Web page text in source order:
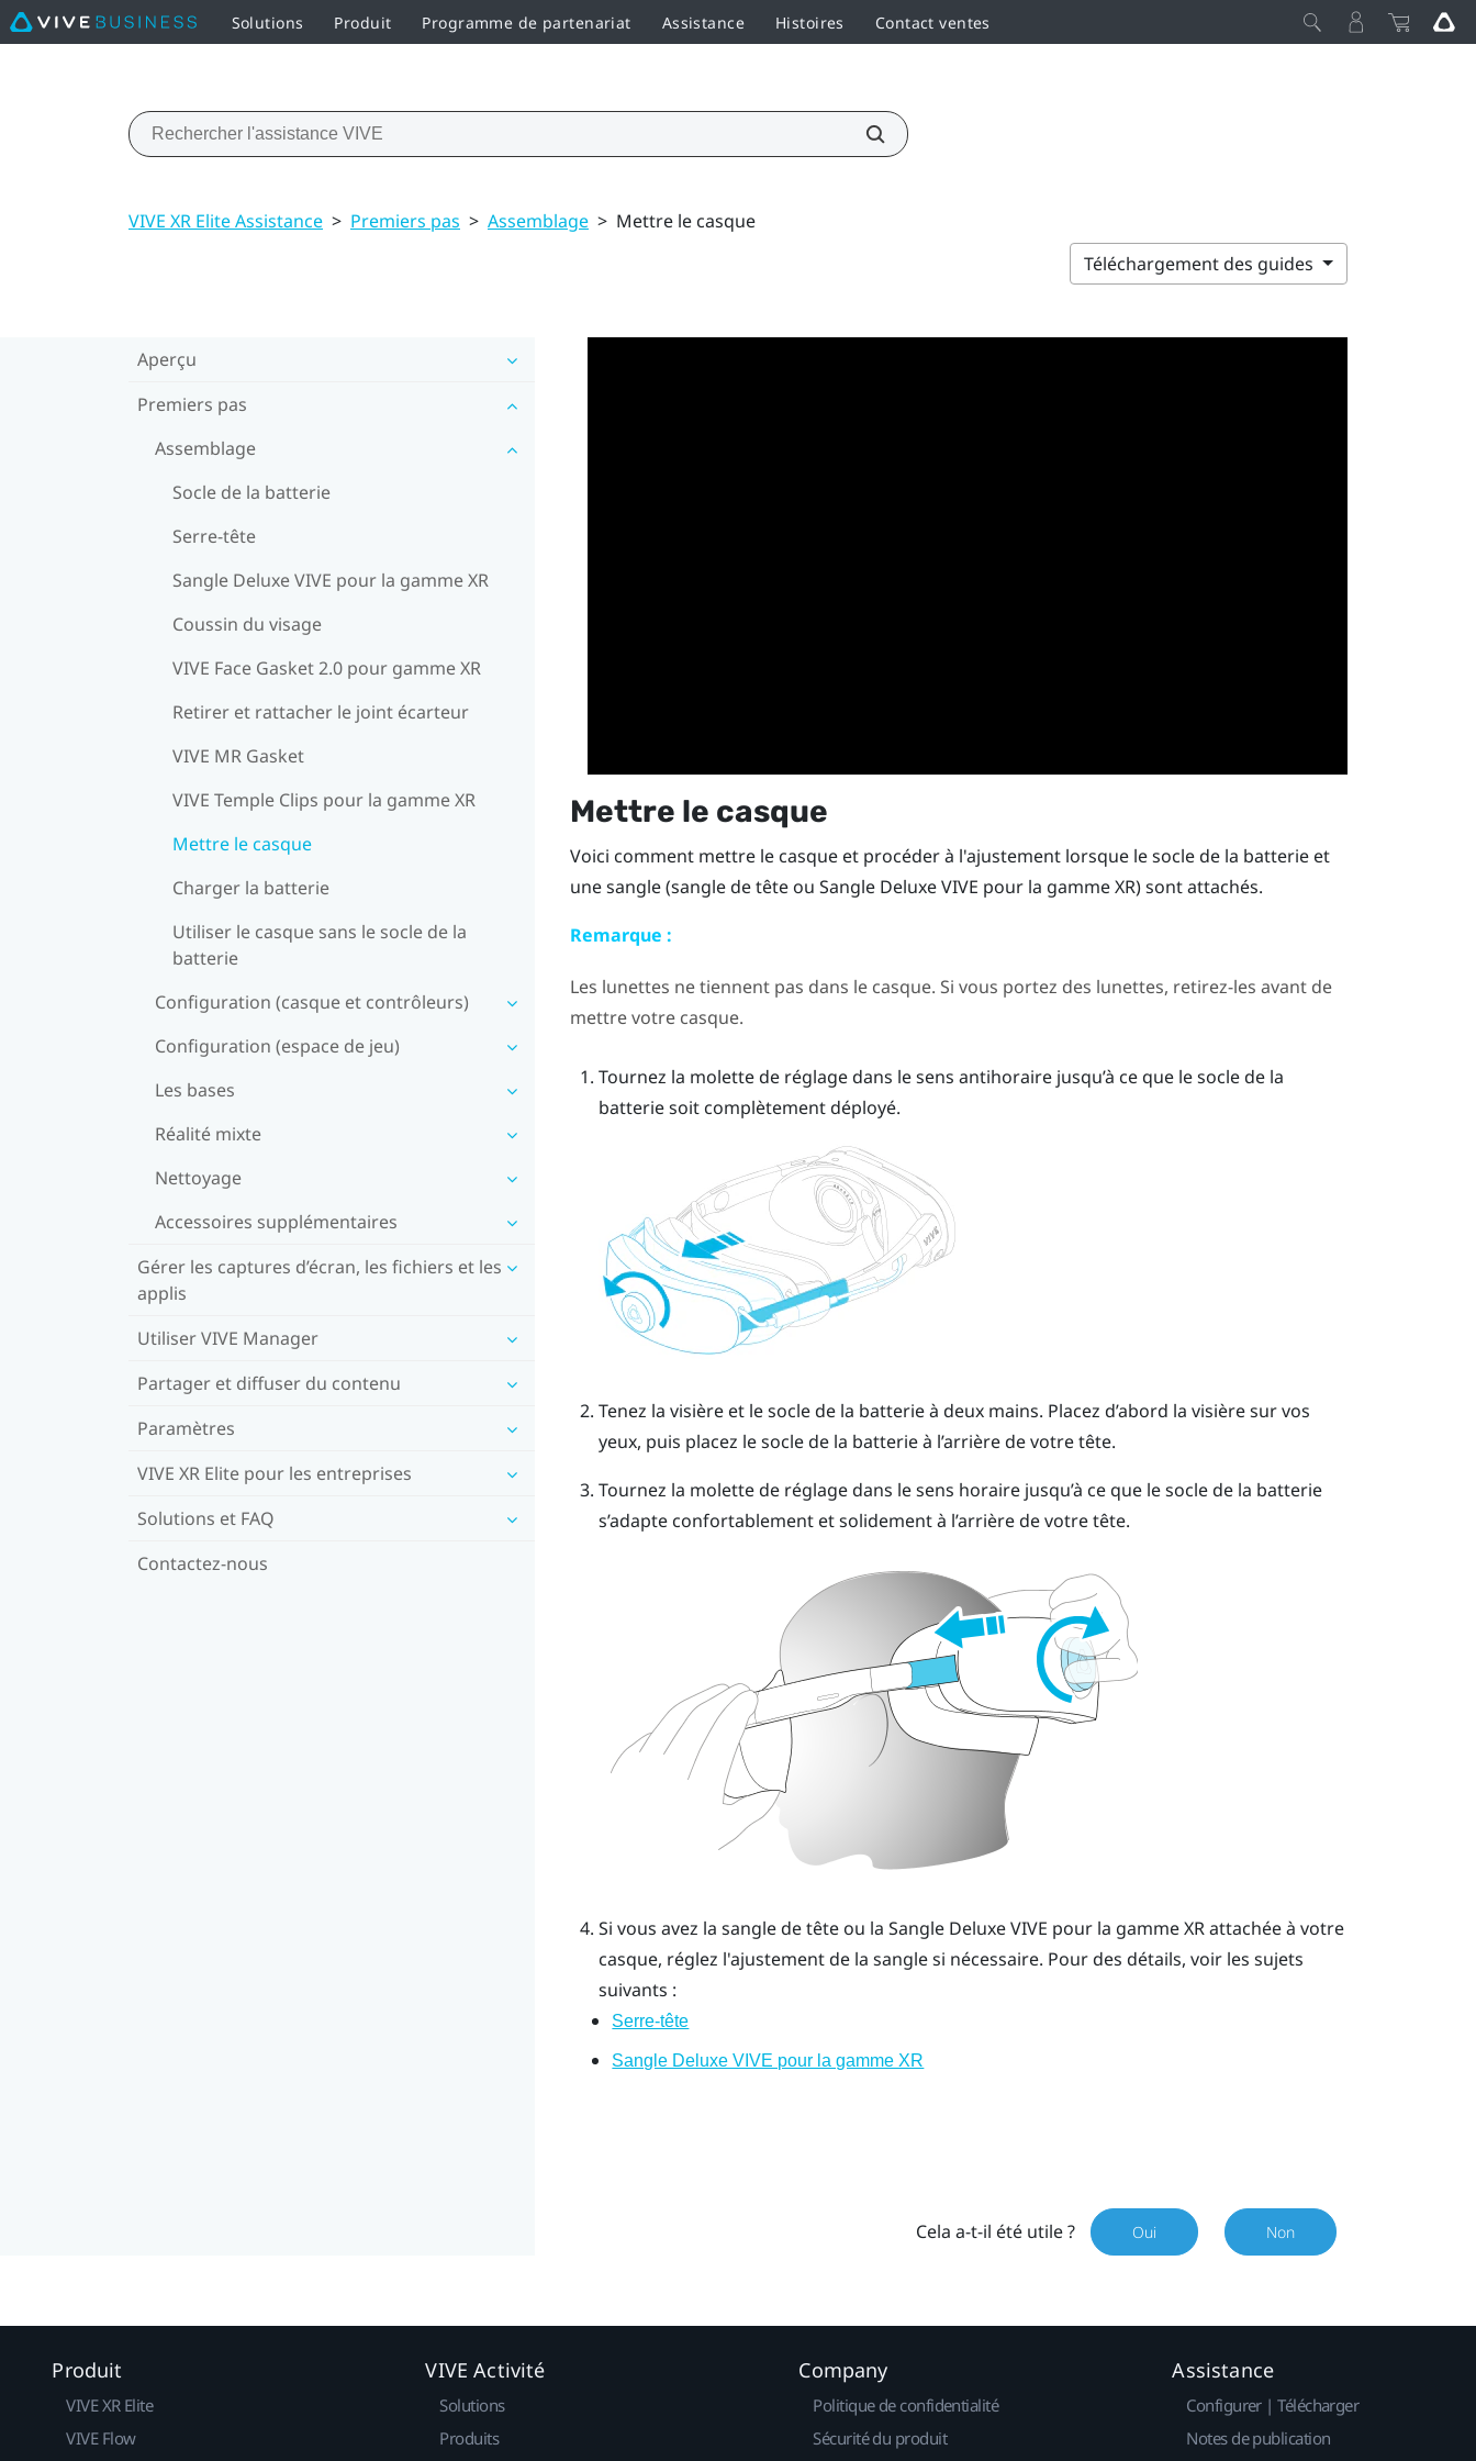
Solutions Produit Programme de partenariat Assistance Histoires Contact ventes
VIVE XR Elite Assistance > Premiers pas > Assemblage > Mettre le casque
Téléchargement des guides
Aperçu
Premiers pas
Assemblage
Socle de la batterie
Serre-tête
Sangle Deluxe VIVE pour la gamme XR
Coussin du visage
VIVE Face Gasket 2.0 pour gamme XR
Retirer et rattacher le joint écarteur
VIVE MR Gasket
VIVE Temple Clips pour la gamme XR
Mettre le casque
Charger la batterie
Utiliser le casque sans le socle de la
batterie
Configuration (casque et contrôleurs)
Configuration (espace de jeu)
Les bases
Réalité mixte
Nettoyage
Accessoires supplémentaires
Gérer les captures d’écran, les fichiers et les
applis
Utiliser VIVE Manager
Partager et diffuser du contenu
Paramètres
VIVE XR Elite pour les entreprises
Solutions et FAQ
Contactez-nous
Mettre le casque
Voici comment mettre le casque et procéder à l'ajustement lorsque le socle de la batterie et
une sangle (sangle de tête ou Sangle Deluxe VIVE pour la gamme XR) sont attachés.
Remarque :
Les lunettes ne tiennent pas dans le casque. Si vous portez des lunettes, retirez-les avant de
mettre votre casque.
Tournez la molette de réglage dans le sens antihoraire jusqu’à ce que le socle de la
batterie soit complètement déployé.
Tenez la visière et le socle de la batterie à deux mains. Placez d’abord la visière sur vos
yeux, puis placez le socle de la batterie à l’arrière de votre tête.
Tournez la molette de réglage dans le sens horaire jusqu’à ce que le socle de la batterie
s’adapte confortablement et solidement à l’arrière de votre tête.
Si vous avez la sangle de tête ou la Sangle Deluxe VIVE pour la gamme XRattachée à votre
casque, réglez l'ajustement de la sangle si nécessaire. Pour des détails, voir les sujets
suivants :
Serre-tête
Sangle Deluxe VIVE pour la gamme XR
Cela a-t-il été utile ? Oui Non
Produit
VIVE XR Elite
VIVE Flow
VIVE Activité
Solutions
Produits
Company
Politique de confidentialité
Sécurité du produit
Assistance
Configurer | Télécharger
Notes de publication